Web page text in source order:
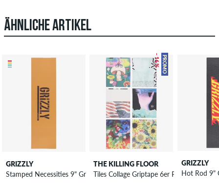
ÄHNLICHE ARTIKEL
GRIZZLY
Stamped Necessities 9" Griptape
PROMO
– 16 %
THE KILLING FLOOR
Tiles Collage Griptape 6er Pack
GRIZZLY
Hot Rod 9"